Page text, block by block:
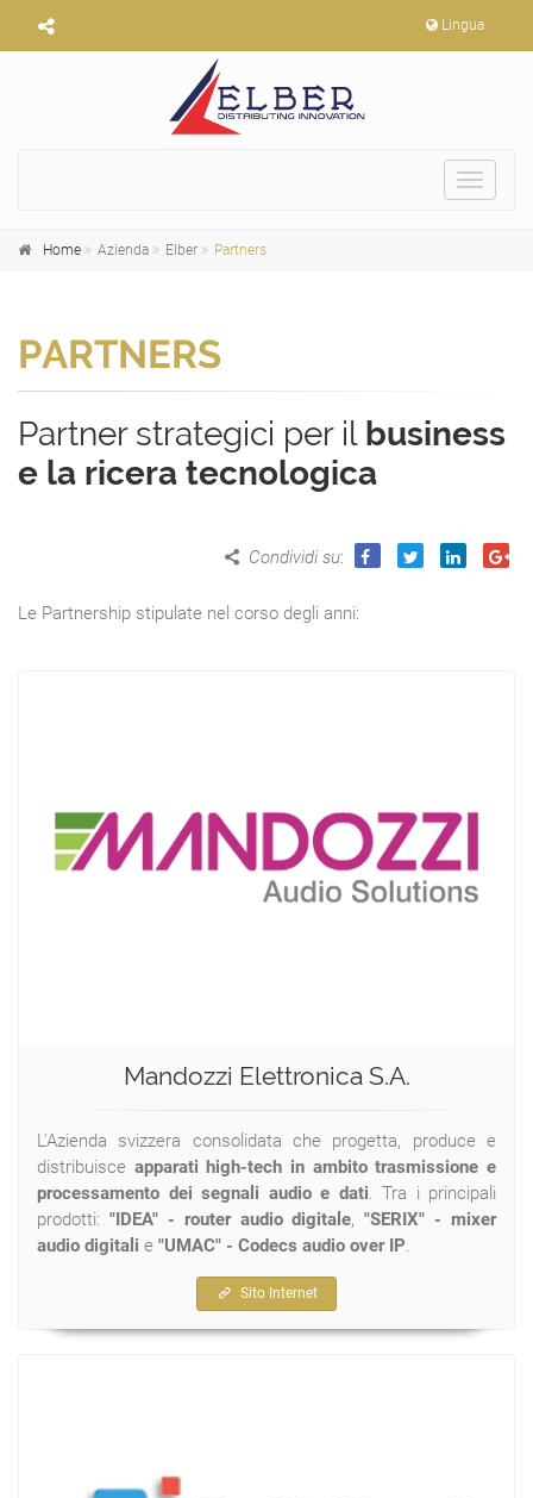
Lingua
Toggle
Home Azienda Elber Partners
PARTNERS
Partner strategici per il business
e la ricera tecnologica
Condividi su:
Le Partnership stipulate nel corso degli anni:
Mandozzi Elettronica S.A.
L'Azienda svizzera consolidata che progetta, produce e
distribuisce apparati high-tech in ambito trasmissione e
processamento dei segnali audio e dati. Tra i principali
prodotti: "IDEA" - router audio digitale,"SERIX" - mixer
audio digitali e "UMAC" - Codecs audio over IP.
Sito Internet